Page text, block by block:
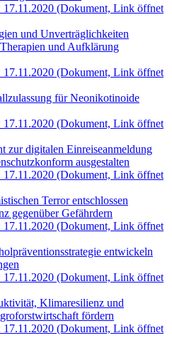
(Dokument, Link öffnet
und Unverträglichkeiten
und Aufklärung
(Dokument, Link öffnet
für Neonikotinoide
(Dokument, Link öffnet
zur digitalen Einreiseanmeldung
ausgestalten
(Dokument, Link öffnet
Terror entschlossen
gegenüber Gefährdern
(Dokument, Link öffnet
entwickeln
(Dokument, Link öffnet
Klimaresilienz und
fördern
(Dokument, Link öffnet